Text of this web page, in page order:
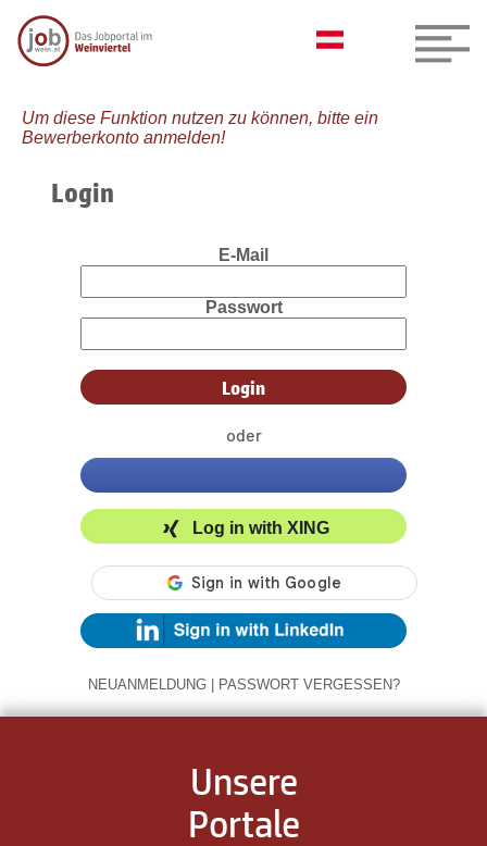
Um diese Funktion nutzen zu können, bitte ein
Bewerberkonto anmelden!
Login
E-Mail
Passwort
oder
Log in with XING
NEUANMELDUNG | PASSWORT VERGESSEN?
Unsere
Portale